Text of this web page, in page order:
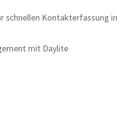
schnellen Kontakterfassung in
mit Daylite